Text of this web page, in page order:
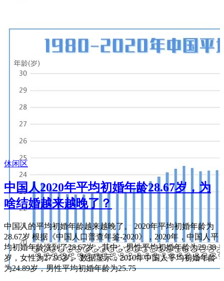
休闲区
中国人2020年平均初婚年龄28.67岁，为
啥结婚越来越晚了？
中国人的平均初婚年龄越来越晚了。 2020年平均初婚年龄为
28.67岁 根据《中国人口普查年鉴-2020》，2020年，中国人平
均初婚年龄涨到了28.67岁，其中，男性平均初婚年龄为29.38
岁，女性为27.95岁。 数据显示，2010年中国人平均初婚年龄
为24.89岁，男性平均初婚年龄为25.75